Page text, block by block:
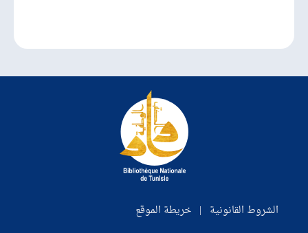
الشروط القانونية | خريطة الموقع